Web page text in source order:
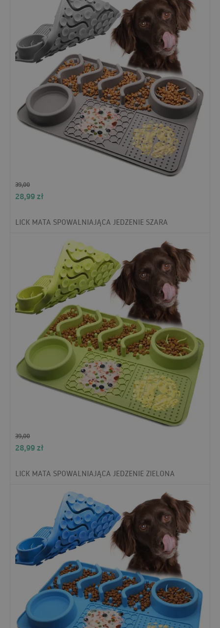
39,00
28,99zł
LICK MATA SPOWALNIAJĄCA JEDZENIE SZARA
39,00
28,99zł
LICK MATA SPOWALNIAJĄCA JEDZENIE ZIELONA